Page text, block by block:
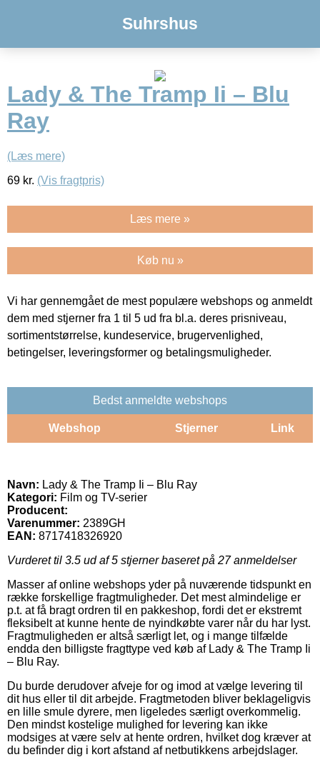
Suhrshus
Lady & The Tramp Ii – Blu
Ray
(Læs mere)
69 kr. (Vis fragtpris)
Læs mere »
Køb nu »
Vi har gennemgået de mest populære webshops og anmeldt
dem med stjerner fra 1 til 5 ud fra bl.a. deres prisniveau,
sortimentstørrelse, kundeservice, brugervenlighed,
betingelser, leveringsformer og betalingsmuligheder.
Bedst anmeldte webshops
Webshop Stjerner Link
Navn: Lady & The Tramp Ii – Blu Ray
Kategori: Film og TV-serier
Producent:
Varenummer: 2389GH
EAN: 8717418326920
Vurderet til 3.5 ud af 5 stjerner baseret på 27anmeldelser
Masser af online webshops yder på nuværende tidspunkt en
række forskellige fragtmuligheder. Det mest almindelige er
p.t. at få bragt ordren til en pakkeshop, fordi det er ekstremt
fleksibelt at kunne hente de nyindkøbte varer når du har lyst.
Fragtmuligheden er altså særligt let, og i mange tilfælde
endda den billigste fragttype ved køb af Lady & The Tramp Ii
– Blu Ray.
Du burde derudover afveje for og imod at vælge levering til
dit hus eller til dit arbejde. Fragtmetoden bliver beklageligvis
en lille smule dyrere, men ligeledes særligt overkommelig.
Den mindst kostelige mulighed for levering kan ikke
modsiges at være selv at hente ordren, hvilket dog kræver at
du befinder dig i kort afstand af netbutikkens arbejdslager.